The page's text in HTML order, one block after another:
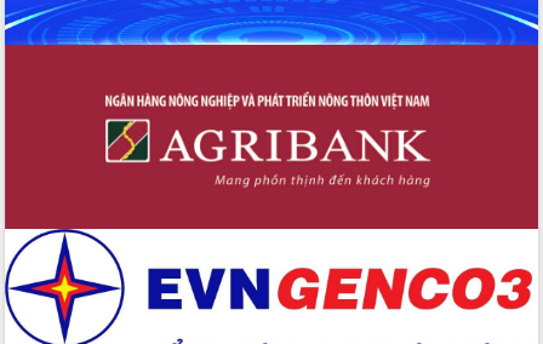
Định vị cà phê Việt Nam như một “di
sản sống” trong dòng chảy toàn cầu
sống người dân từ những mô hình thiết
Quyết liệt tháo gỡ vướng mắc, đẩy
nhanh tiến độ các dự án trọng điểm
Hòn Yến phát triển du lịch gắn với bảo
tồn biển
Lấy ý kiến điều chỉnh Quy hoạch tỉnh
Đắk Lắk thời kỳ 2021-2030, tầm nhìn
đến năm 2050